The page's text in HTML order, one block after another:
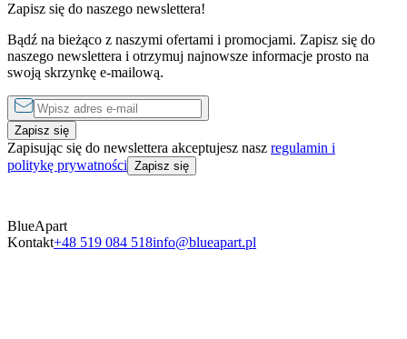
od 490 złdo1750 złza noc
Zapisz się do naszego newslettera!
Bądź na bieżąco z naszymi ofertami i promocjami. Zapisz się do
naszego newslettera i otrzymuj najnowsze informacje prosto na
swoją skrzynkę e-mailową.
Zapisz się
Zapisując się do newslettera akceptujesz nasz regulamin i
politykę prywatności Zapisz się
BlueApart
Kontakt+48 519 084 518info@blueapart.pl